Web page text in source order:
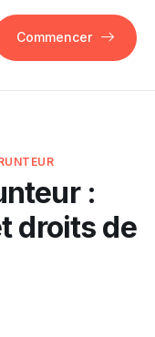
Commencer
:
droits de